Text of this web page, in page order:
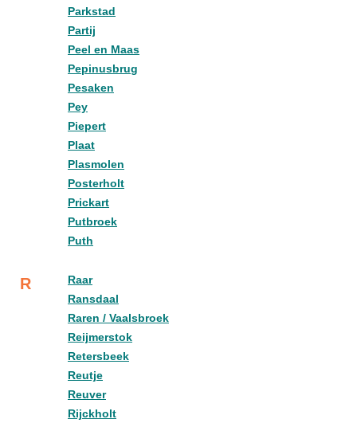
Parkstad
Partij
Peel en Maas
Pepinusbrug
Pesaken
Pey
Piepert
Plaat
Plasmolen
Posterholt
Prickart
Putbroek
Puth
R
Raar
Ransdaal
Raren / Vaalsbroek
Reijmerstok
Retersbeek
Reutje
Reuver
Rijckholt